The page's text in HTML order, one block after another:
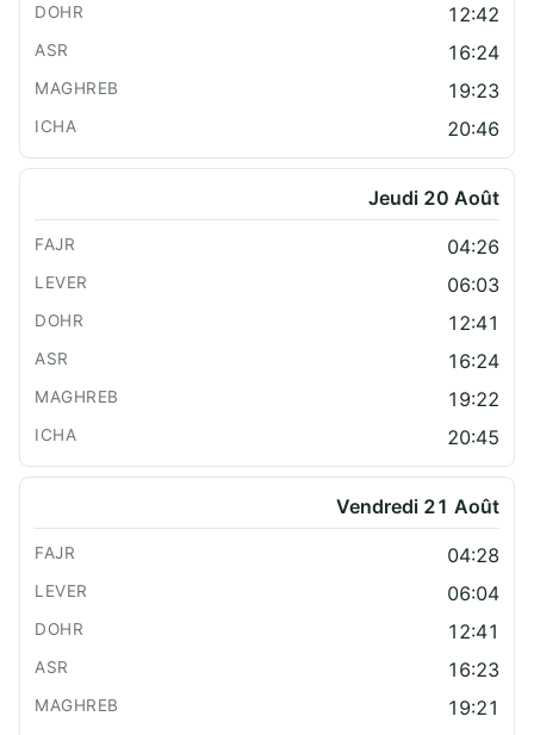
12:42
16:24
19:23
20:46
Jeudi 20 Août
04:26
06:03
12:41
16:24
19:22
20:45
Vendredi 21 Août
04:28
06:04
12:41
16:23
19:21